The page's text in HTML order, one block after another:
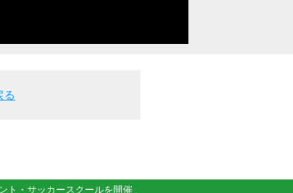
る
ト・サッカースクールを開催